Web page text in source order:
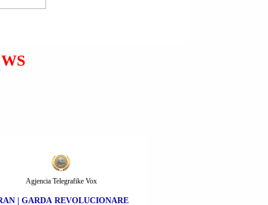
| GARDA REVOLUCIONARE
Agjencia Telegrafike Vox